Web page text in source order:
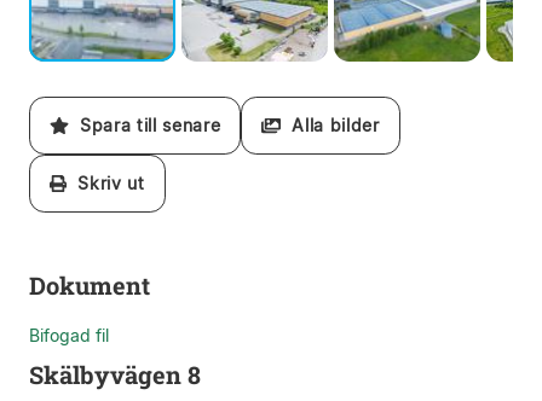
Spara till senare Alla bilder
Skriv ut
Dokument
Bifogad fil
Skälbyvägen 8